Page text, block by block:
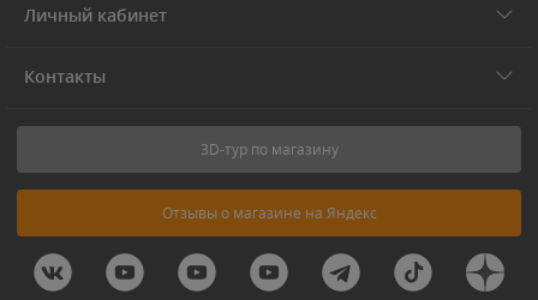
Личный кабинет
Контакты
3D-тур по магазину
Отзывы о магазине на Яндекс